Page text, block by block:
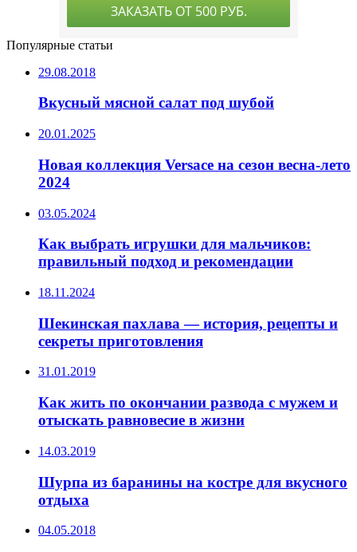
Популярные статьи
29.08.2018
Вкусный мясной салат под шубой
20.01.2025
Новая коллекция Versace на сезон весна-лето
2024
03.05.2024
Как выбрать игрушки для мальчиков:
правильный подход и рекомендации
18.11.2024
Шекинская пахлава — история, рецепты и
секреты приготовления
31.01.2019
Как жить по окончании развода с мужем и
отыскать равновесие в жизни
14.03.2019
Шурпа из баранины на костре для вкусного
отдыха
04.05.2018